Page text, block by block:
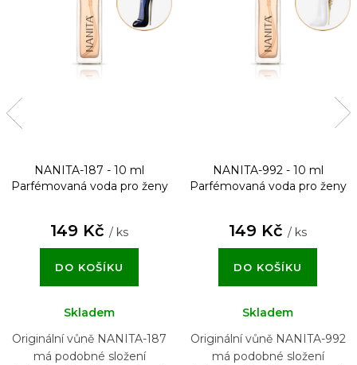
NANITA-187 - 10 ml
Parfémovaná voda pro ženy
149 Kč / ks
DO KOŠÍKU
Skladem
Originální vůně NANITA-187
má podobné složení
NANITA-992 - 10 ml
Parfémovaná voda pro ženy
149 Kč / ks
DO KOŠÍKU
Skladem
Originální vůně NANITA-992
má podobné složení